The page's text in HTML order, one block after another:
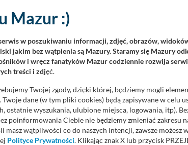
Mazur :)
w poszukiwaniu informacji, zdjęć, obrazów,
jakim bez wątpienia są Mazury. Staramy się Mazury
i wręcz fanatyków Mazur codziennie rozwija
treści i zdjęć.
Twojej zgody, dzięki której, będziemy mogli
dane (w tym pliki cookies) będą zapisywane w celu
ostatnie wyszukania, ulubione miejsca, logowania, itp).
poinformowania Ciebie nie będziemy zmieniać zakresu
masz wątpliwości co do naszych intencji, zawsze możesz
Polityce Prywatności. Klikając znak X lub przycisk